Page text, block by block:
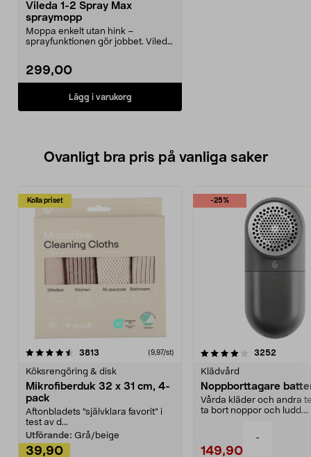
-
Vileda 1-2 Spray Max
spraymopp
Moppa enkelt utan hink –
sprayfunktionen gör jobbet. Vileda
299,00
Lägg i varukorg
Ovanligt bra pris på vanliga saker
Kolla priset
3813 (9,97/st)
Köksrengöring & disk
Mikrofiberduk 32 x 31 cm, 4-
pack
Aftonbladets "självklara favorit” i
test av d...
Utförande: Grå/beige
39,90
-25%
4.0av 5 stjärnor 3252
Klädvård
Noppborttagare
Vårda kläder och andra
ta bort noppor och ludd.
149,90
4.5av 5 stjärnor